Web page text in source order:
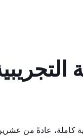
كاملة، عادةً من